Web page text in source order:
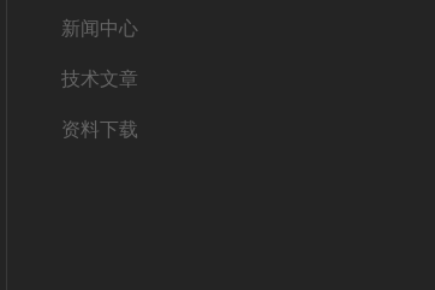
新闻中心
技术文章
资料下载